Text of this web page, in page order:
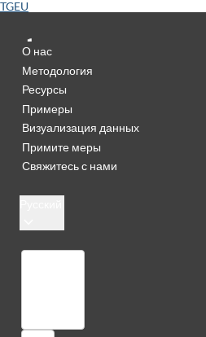
TGEU
О нас
Методология
Ресурсы
Примеры
Визуализация данных
Примите меры
Свяжитесь с нами